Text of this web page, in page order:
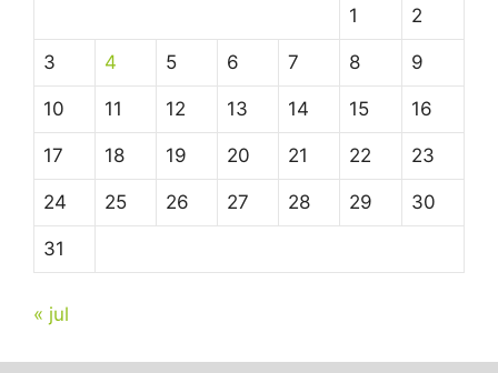
1 2
3 4 5 6 7 8 9
10 11 12 13 14 15 16
17 18 19 20 21 22 23
24 25 26 27 28 29 30
31
« jul